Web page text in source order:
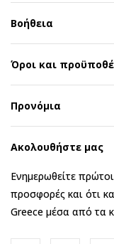
Βοήθεια
Όροι και
Προνόμια
Ακολουθήστε μας
Ενημερωθείτε
προσφορές και ότι
Greece μέσα από τα